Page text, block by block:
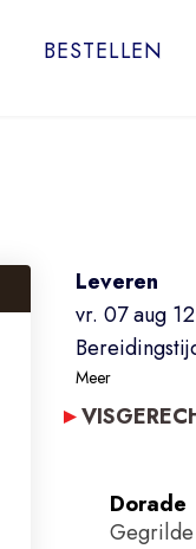
BESTELLEN
Leveren
vr. 07 aug
Meer
Dorade